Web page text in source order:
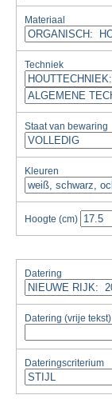
Materiaal
Techniek
Staat van bewaring
Kleuren
Hoogte (cm)
Datering
Datering (vrije tekst)
Dateringscriterium